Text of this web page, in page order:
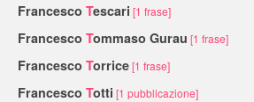
Francesco Tescari [1 frase]
Francesco Tommaso Gurau [1 frase]
Francesco Torrice[1 frase]
Francesco Totti [1 pubblicazione]